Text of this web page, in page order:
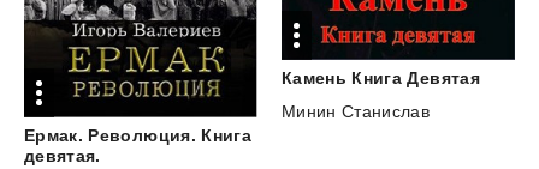
Ермак. Революция. Книга
девятая.
Камень Книга Девятая
Минин Станислав